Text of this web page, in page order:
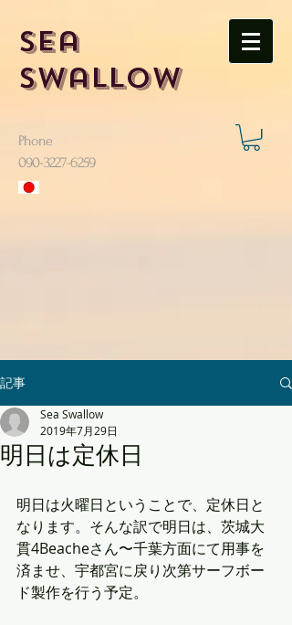
Sea
Swallow
Phone
​090-3227-6259
記事
明日は定休日
Sea Swallow
2019年7月29日
明日は火曜日ということで、定休日と
なります。そんな訳で明日は、茨城大
貫4Beacheさん〜千葉方面にて用事を
済ませ、宇都宮に戻り次第サーフボー
ド製作を行う予定。